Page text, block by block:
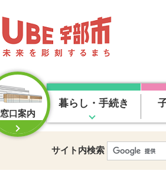
窓口案内
暮らし・手続き
サイト内検索